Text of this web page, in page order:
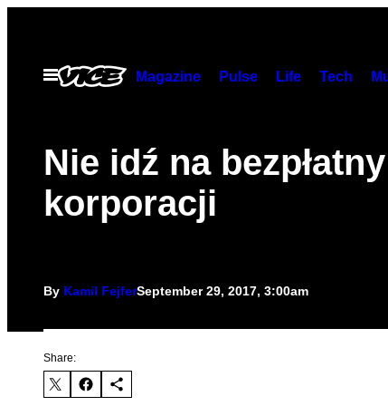
contentOpen
Menu
Magazine Pulse Life Tech
Nie idź na
korporacji
By Kamil FejferSeptember 29, 2017, 3:00am
Share: